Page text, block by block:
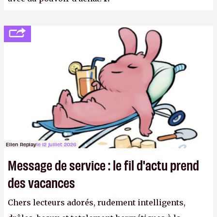
Ellen Replayle 12 juillet 2026
Message de service : le fil d'actu prend
des vacances
Chers lecteurs adorés, rudement intelligents,